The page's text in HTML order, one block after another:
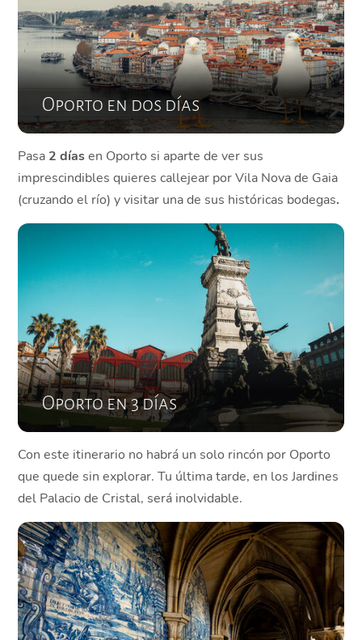
Oporto en dos días
Pasa 2 díasen Oporto si aparte de ver sus
imprescindibles quieres callejear por Vila Nova de Gaia
(cruzando el río) y visitar una de sus históricas bodegas.
Oporto en 3 días
Con este itinerario no habrá un solo rincón por Oporto
que quede sin explorar. Tu última tarde, en los Jardines
del Palacio de Cristal, será inolvidable.